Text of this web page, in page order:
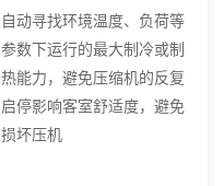
自动寻找环境温度、负荷等
参数下运行的最大制冷或制
热能力，避免压缩机的反复
启停影响客室舒适度，避免
损坏压机